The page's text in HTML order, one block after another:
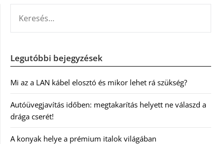
Legutóbbi bejegyzések
Mi az a LAN kábel elosztó és mikor lehet rá szükség?
Autóüvegjavítás időben: megtakarítás helyett ne válaszd a
drága cserét!
A konyak helye a prémium italok világában